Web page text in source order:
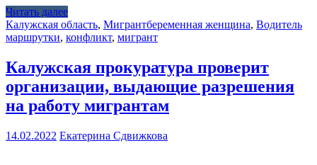
Читать далее
Калужская область, Мигрантбеременная женщина, Водитель
маршрутки, конфликт, мигрант
Калужская прокуратура проверит
организации, выдающие разрешения
на работу мигрантам
14.02.2022 Екатерина Сдвижкова